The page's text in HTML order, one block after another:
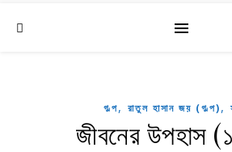
গল্প, রাতুল হাসান জয় (গল্প),
জীবনের উপহাস